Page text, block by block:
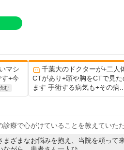
マシ
+今
む
千葉大のドクターが+二人
CTがあり+頭や胸をCTで見
ます 手術する病気も+その病...
診療で心がけていることを教えていた
まざまなお悩みを抱え、当院を頼って